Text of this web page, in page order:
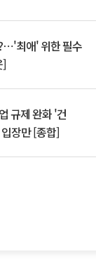
최애' 위한 필수
]
규제 완화 '건
장만 [종합]